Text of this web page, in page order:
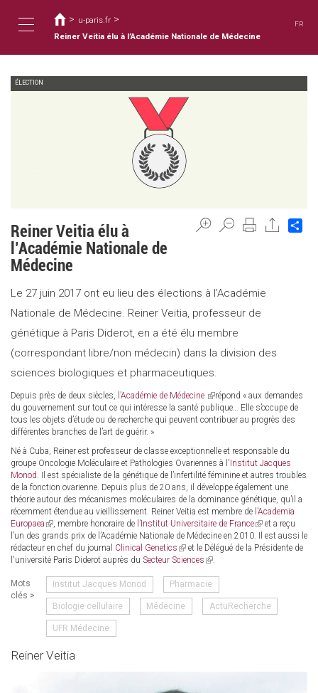
main
Toggle
navigation
are
here
> u-paris.fr >
Reiner Veitia élu à l’Académie Nationale de Médecine
FR
ÉLECTION
Reiner Veitia élu à
l’Académie Nationale de
Médecine
Le 27 juin 2017 ont eu lieu des élections à l’Académie
Nationale de Médecine. Reiner Veitia, professeur de
génétique à Paris Diderot, en a été élu membre
(correspondant libre/non médecin) dans la division des
sciences biologiques et pharmaceutiques.
Depuis près de deux siècles, l’Académie de Médecine (link
is
external)
répond « aux demandes
du gouvernement sur tout ce qui intéresse la santé publique… Elle s’occupe de
tous les objets d’étude ou de recherche qui peuvent contribuer au progrès des
différentes branches de l’art de guérir. »
Né à Cuba, Reiner est professeur de classe exceptionnelle et responsable du
groupe Oncologie Moléculaire et Pathologies Ovariennes à l' Institut Jacques
Monod. Il est spécialiste de la génétique de l’infertilité féminine et autres troubles
de la fonction ovarienne. Depuis plus de 20 ans, il développe également une
théorie autour des mécanismes moléculaires de la dominance génétique, qu’il a
récemment étendue au vieillissement. Reiner Veitia est membre de l’Academia
Europaea (link
is
external)
, membre honoraire de l’ Institut Universitaire de France(link
is
external)
et a reçu
l’un des grands prix de l’Académie Nationale de Médecine en 2010. Il est aussi le
rédacteur en chef du journal Clinical Genetics (link
is
et le Délégué de la Présidente de
l'université Paris Diderot auprès du Secteur Sciences (link
external)
.
Mots
clés >
Institut Jacques Monod Pharmacie
Biologie cellulaire Médecine ActuRecherche
UFR Médecine
Reiner Veitia